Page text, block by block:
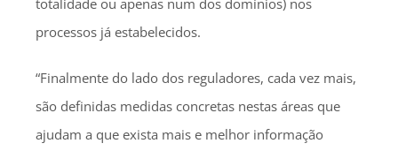
processos já estabelecidos.
“Finalmente do lado dos reguladores, cada vez mais,
são definidas medidas concretas nestas áreas que
ajudam a que exista mais e melhor informação